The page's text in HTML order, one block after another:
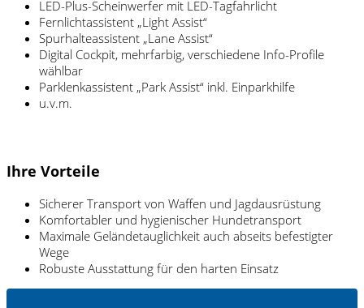
LED-Plus-Scheinwerfer mit LED-Tagfahrlicht
Fernlichtassistent „Light Assist“
Spurhalteassistent „Lane Assist“
Digital Cockpit, mehrfarbig, verschiedene Info-Profile
wählbar
Parklenkassistent „Park Assist“ inkl. Einparkhilfe
u.v.m.
Ihre Vorteile
Sicherer Transport von Waffen und Jagdausrüstung
Komfortabler und hygienischer Hundetransport
Maximale Geländetauglichkeit auch abseits befestigter
Wege
Robuste Ausstattung für den harten Einsatz